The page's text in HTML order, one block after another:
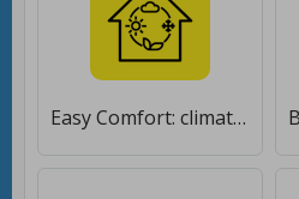
Easy Comfort: climatic appliances [Без рекламы]